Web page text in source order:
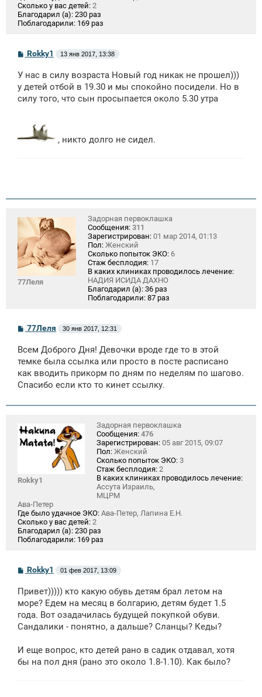
Сколько у вас детей: 2
Благодарил (а): 230 раз
Поблагодарили: 169 раз
С
б
щ
е
н
Rokky1 13 янв 2017, 13:38
У нас в силу возраста Новый год никак не прошел)))
у детей отбой в 19.30 и мы спокойно посидели. Но в
силу того, что сын просыпается около 5.30 утра
, никто долго не сидел.
77Леля
Задорная первоклашка
Сообщения: 311
Зарегистрирован: 01 мар 2014, 01:13
Пол: Женский
Сколько попыток ЭКО: 6
Стаж бесплодия: 17
В каких клиниках проводилось лечение:
НАДИЯ ИСИДА ДАХНО
Благодарил (а): 36 раз
Поблагодарили: 87 раз
С
б
щ
н
и
77Леля 30 янв 2017, 12:31
Всем Доброго Дня! Девочки вроде где то в этой
темке была ссылка или просто в посте расписано
как вводить прикорм по дням по неделям по шагово.
Спасибо если кто то кинет ссылку.
Rokky1
Задорная первоклашка
Сообщения: 476
Зарегистрирован: 05 авг 2015, 09:07
Пол: Женский
Сколько попыток ЭКО: 3
Стаж бесплодия: 2
В каких клиниках проводилось лечение:
Ассута Израиль,
МЦРМ
Ава-Петер
Где было удачное ЭКО: Ава-Петер, Лапина Е.Н.
Сколько у вас детей: 2
Благодарил (а): 230 раз
Поблагодарили: 169 раз
С
б
щ
н
и
Rokky1 01 фев 2017, 13:09
Привет))))) кто какую обувь детям брал летом на
море? Едем на месяц в болгарию, детям будет 1.5
года. Вот озадачилась будущей покупкой обуви.
Сандалики - понятно, а дальше? Сланцы? Кеды?
И еще вопрос, кто детей рано в садик отдавал, хотя
бы на пол дня (рано это около 1.8-1.10). Как было?